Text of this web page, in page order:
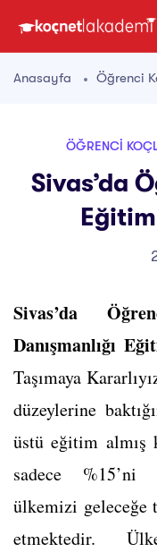
Anasayfa Öğrenci
ÖĞRENCI
Sivas’da
Eğitim
Sivas’da
Danışmanlığı
Taşımaya
düzeylerine
üstü eğitim almış
sadece %15’ni
ülkemizi geleceğe
etmektedir.